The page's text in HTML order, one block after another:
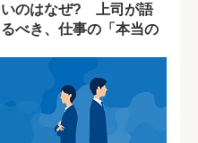
いのはなぜ? 上司が語
るべき、仕事の「本当の